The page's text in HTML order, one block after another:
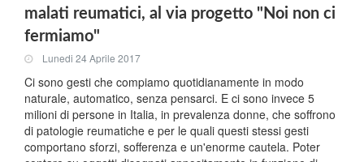
malati reumatici, al via progetto "Noi non ci
fermiamo"
Lunedi 24 Aprile 2017
Ci sono gesti che compiamo quotidianamente in modo
naturale, automatico, senza pensarci. E ci sono invece 5
milioni di persone in Italia, in prevalenza donne, che soffrono
di patologie reumatiche e per le quali questi stessi gesti
comportano sforzi, sofferenza e un'enorme cautela. Poter